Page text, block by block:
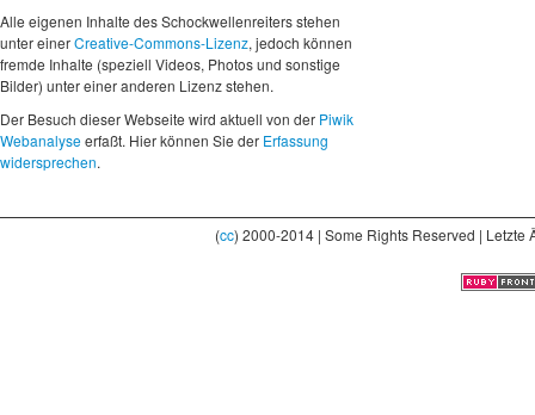
Alle eigenen Inhalte des Schockwellenreiters stehen
unter einerCreative-Commons-Lizenz, jedoch können
fremde Inhalte (speziell Videos, Photos und sonstige
Bilder) unter einer anderen Lizenz stehen.
Der Besuch dieser Webseite wird aktuell von der Piwik
Webanalyseerfaßt. Hier können Sie der Erfassung
widersprechen.
(cc) 2000-2014 | Some Rights Reserved |